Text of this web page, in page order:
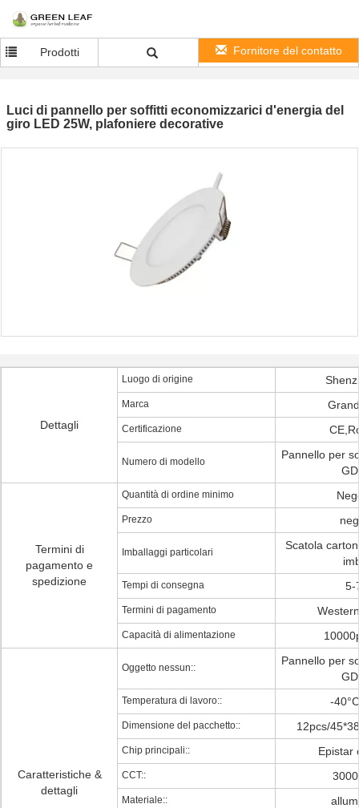
Prodotti Fornitore del contatto
Luci di pannello per soffitti economizzarici d'energia del
giro LED 25W, plafoniere decorative
Dettagli
Luogo di origine
Marca
Certificazione
Numero di modello
Pannello per
Termini di
pagamento e
spedizione
Quantità di ordine minimo
Prezzo
Imballaggi particolari
Scatola
Tempi di consegna 5-
Termini di pagamento
Capacità di alimentazione
Caratteristiche &
dettagli
Oggetto nessun::
Pannello per
Temperatura di lavoro:: -
Dimensione del pacchetto:: 12pcs/
Chip principali:: Epistar
CCT::
Materiale::